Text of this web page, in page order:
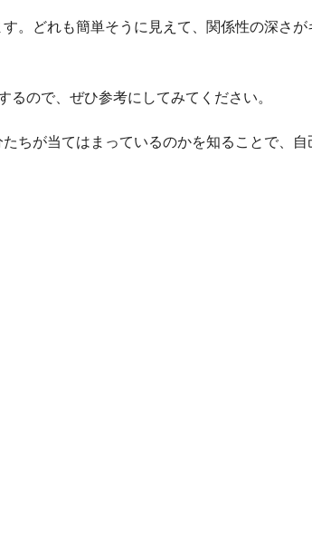
。
どれも簡単そうに見えて、関係性の深さが
ので、ぜひ参考にしてみてください。
ちが当てはまっているのかを知ることで、